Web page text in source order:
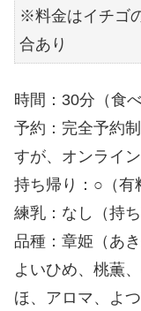
※料金はイチゴ
合あり
時間：30分（食べ
予約：完全予約
すが、オンライ
持ち帰り：○（有
練乳：なし（持
品種：章姫（あ
よいひめ、桃薫
ほ、アロマ、よ